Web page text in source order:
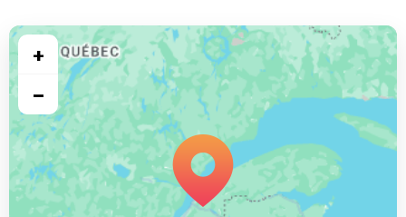
+
−